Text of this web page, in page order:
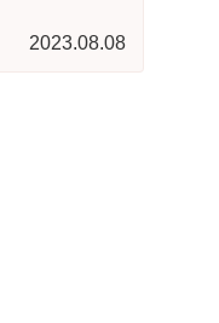
2023.08.08